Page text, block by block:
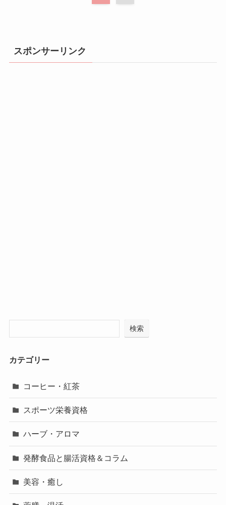
スポンサーリンク
検索
カテゴリー
コーヒー・紅茶
スポーツ栄養資格
ハーブ・アロマ
発酵食品と腸活資格＆コラム
美容・癒し